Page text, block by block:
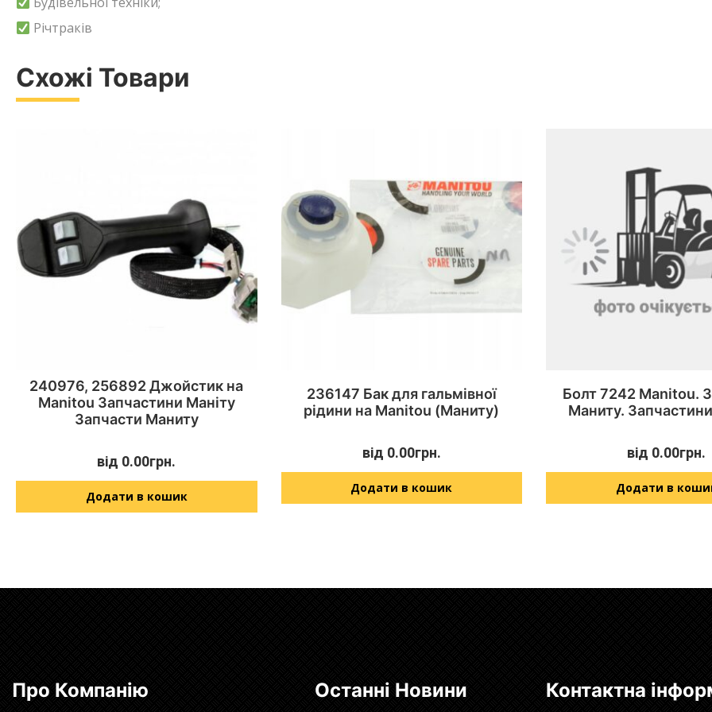
Річтраків
Схожі Товари
240976, 256892 Джойстик на
Manitou Запчастини Маніту
Запчасти Маниту
від 0.00грн.
Додати в кошик
236147 Бак для гальмівної
рідини на Manitou (Маниту)
від 0.00грн.
Додати в кошик
Болт 7242 Manitou.
Маниту.
від 0.00грн.
Додати в
Про Компанію Останні Новини Контактна